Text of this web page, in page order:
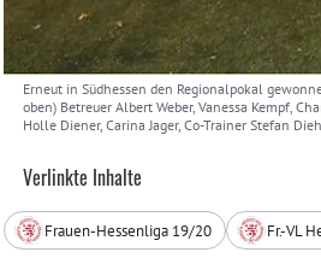
Erneut in Südhessen den Regionalpokal
oben) Betreuer Albert Weber, Vanessa Kempf,
Holle Diener, Carina Jager, Co-Trainer Stefan
Verlinkte Inhalte
Frauen-Hessenliga 19/20 Fr.-VL